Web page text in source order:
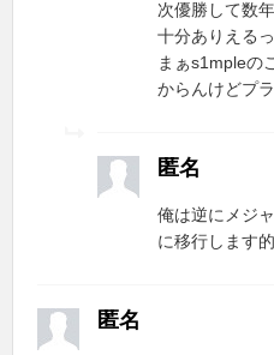
次優勝して数
十分ありえる
まぁs1mpleの
からんけどプ
匿名
俺は逆にメジ
に移行します
匿名